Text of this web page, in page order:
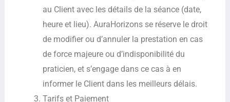
au Client avec les détails de la séance (date,
heure et lieu). AuraHorizons se réserve le droit
de modifier ou d’annuler la prestation en cas
de force majeure ou d’indisponibilité du
praticien, et s’engage dans ce cas à en
informer le Client dans les meilleurs délais.
Tarifs et Paiement